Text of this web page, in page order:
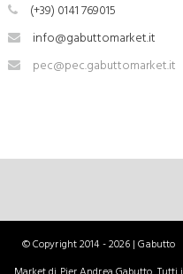
(+39) 0141 769015
info@gabuttomarket.it
pec@pec.gabuttomarket.it
© Copyright 2014 - 2026 | Gabutto